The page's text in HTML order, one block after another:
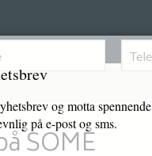
SOME
og motta spennende
på e-post og sms.